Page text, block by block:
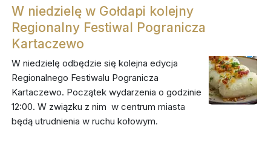
W niedzielę w Gołdapi kolejny
Regionalny Festiwal Pogranicza
Kartaczewo
W niedzielę odbędzie się kolejna edycja
Regionalnego Festiwalu Pogranicza
Kartaczewo. Początek wydarzenia o godzinie
12:00. W związku z nim w centrum miasta
będą utrudnienia w ruchu kołowym.